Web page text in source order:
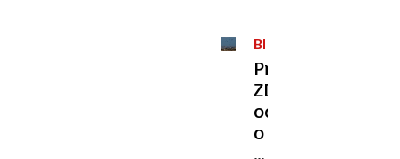
BLIŽNJI
VZHOD
Predsednik
ZDA
odločitev
o
popolni